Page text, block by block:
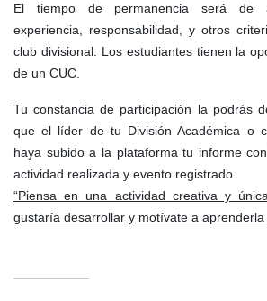
El tiempo de permanencia será de
experiencia, responsabilidad, y otros
club divisional. Los estudiantes tienen la
de un CUC.
Tu constancia de participación la podrás
que el líder de tu División Académica o
haya subido a la plataforma tu informe
actividad realizada y evento registrado.
“Piensa en una actividad creativa y
gustaría desarrollar y motívate a aprenderla